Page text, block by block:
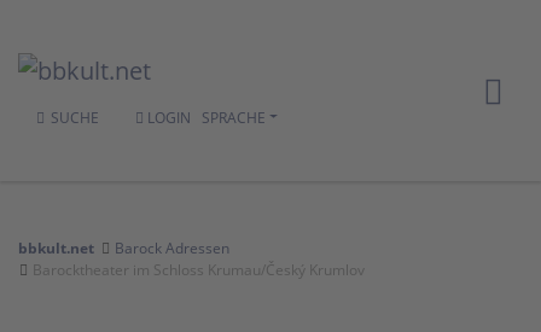
SUCHE LOGIN SPRACHE
bbkult.net
Barock Adressen
Barocktheater im Schloss Krumau/Český Krumlov